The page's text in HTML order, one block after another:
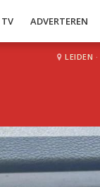
TV ADVERTEREN
LEIDEN ·